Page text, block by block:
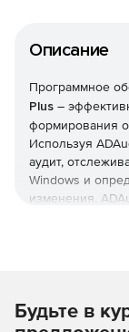
Описание
Программное
Plus –
формирования
Используя
аудит,
Windows и
изменения.
пользователям
PDF и CSV
Будьте в